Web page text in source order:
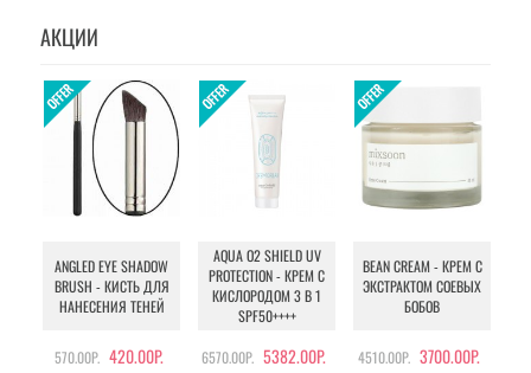
АКЦИИ
ANGLED EYE SHADOW
BRUSH - КИСТЬ ДЛЯ
НАНЕСЕНИЯ ТЕНЕЙ
570.00Р. 420.00Р.
AQUA O2 SHIELD UV
PROTECTION - КРЕМ С
КИСЛОРОДОМ 3 В 1
SPF50++++
6570.00Р. 5382.00Р.
BEAN CREAM - КРЕМ С
ЭКСТРАКТОМ СОЕВЫХ
БОБОВ
4510.00Р. 3700.00Р.